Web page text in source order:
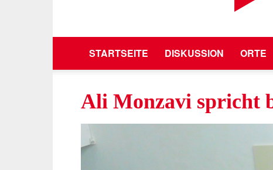
STARTSEITE DISKUSSION ORTE
Ali Monzavi spricht